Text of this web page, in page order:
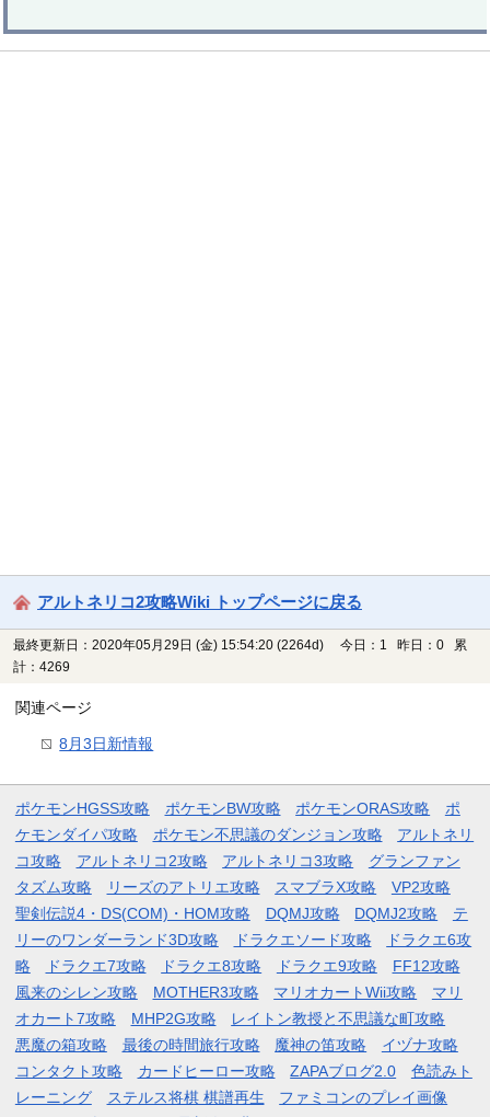
アルトネリコ2攻略Wiki トップページに戻る
最終更新日：2020年05月29日 (金) 15:54:20 (2264d)
今日：1 昨日：0 累
計：4269
関連ページ
8月3日新情報
ポケモンHGSS攻略 ポケモンBW攻略 ポケモンORAS攻略
ポ
ケモンダイパ攻略
ポケモン不思議のダンジョン攻略
アルトネリ
コ攻略
アルトネリコ2攻略 アルトネリコ3攻略
グランファン
タズム攻略
リーズのアトリエ攻略 スマブラX攻略
VP2攻略
聖剣伝説4・DS(COM)・HOM攻略
DQMJ攻略 DQMJ2攻略
テ
リーのワンダーランド3D攻略
ドラクエソード攻略
ドラクエ6攻
略
ドラクエ7攻略 ドラクエ8攻略 ドラクエ9攻略
FF12攻略
風来のシレン攻略
MOTHER3攻略 マリオカートWii攻略
マリ
オカート7攻略
MHP2G攻略
レイトン教授と不思議な町攻略
悪魔の箱攻略
最後の時間旅行攻略 魔神の笛攻略
イヅナ攻略
コンタクト攻略
カードヒーロー攻略 ZAPAブログ2.0
色読みト
レーニング
ステルス将棋 棋譜再生
ファミコンのプレイ画像